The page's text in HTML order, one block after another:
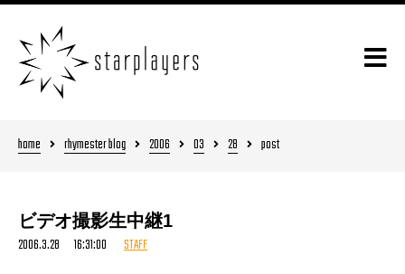
home rhymester blog 2006 03 28 post
ビデオ撮影生中継1
2006.3.28 16:31:00 STAFF